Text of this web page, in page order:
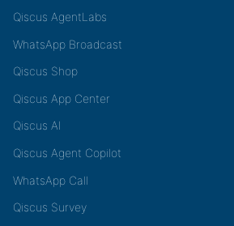
Qiscus AgentLabs
WhatsApp Broadcast
Qiscus Shop
Qiscus App Center
Qiscus AI
Qiscus Agent Copilot
WhatsApp Call
Qiscus Survey